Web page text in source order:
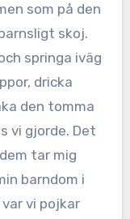
som på den
skoj.
springa iväg
dricka
den tomma
vi gjorde. Det
tar mig
barndom i
vi pojkar